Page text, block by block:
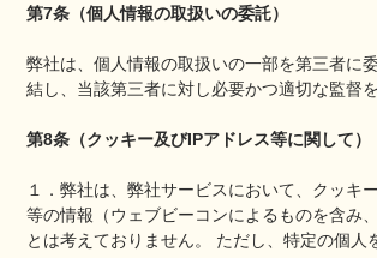
第7条（個人情報の取扱いの委託）
弊社は、個人情報の取扱いの一部を第三者に
結し、当該第三者に対し必要かつ適切な監督を
第8条（クッキー及びIPアドレス等に関して）
１．弊社は、弊社サービスにおいて、クッ
等の情報（ウェブビーコンによるものを含み
とは考えておりません。 ただし、特定の個